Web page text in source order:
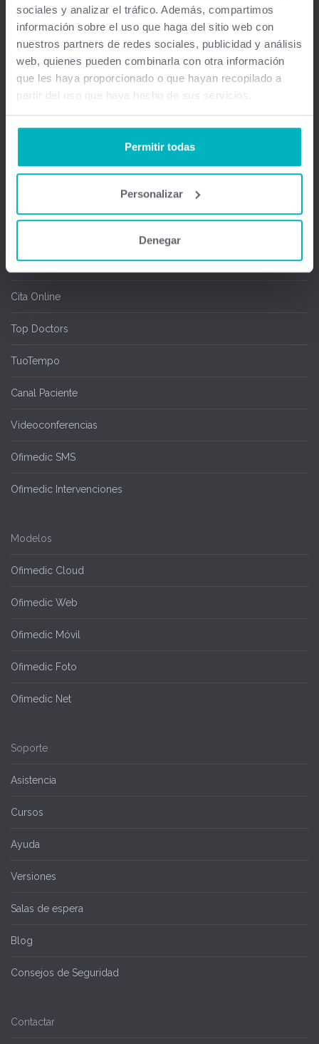
sociales y analizar el tráfico. Además, compartimos
información sobre el uso que haga del sitio web con
nuestros partners de redes sociales, publicidad y análisis
web, quienes pueden combinarla con otra información
que les haya proporcionado o que hayan recopilado a
partir del uso que haya hecho de sus servicios.
Permitir todas
Personalizar
Denegar
Aviso legal
Soluciones
Salas de espera
Ofimedic Writer y Calc
Cita Online
Top Doctors
TuoTempo
Canal Paciente
Videoconferencias
Ofimedic SMS
Ofimedic Intervenciones
Modelos
Ofimedic Cloud
Ofimedic Web
Ofimedic Móvil
Ofimedic Foto
Ofimedic Net
Soporte
Asistencia
Cursos
Ayuda
Versiones
Salas de espera
Blog
Consejos de Seguridad
Contactar